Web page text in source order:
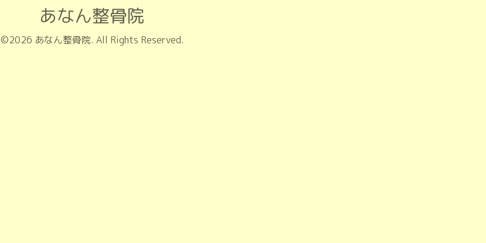
あなん整骨院
©2026 あなん整骨院. All Rights Reserved.